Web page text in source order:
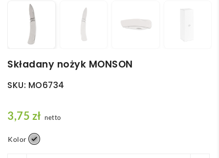
Składany nożyk MONSON
SKU: MO6734
3,75 zł netto
Kolor